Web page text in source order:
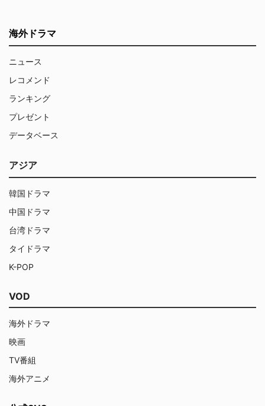
海外ドラマ
ニュース
レコメンド
ランキング
プレゼント
データベース
アジア
韓国ドラマ
中国ドラマ
台湾ドラマ
タイドラマ
K-POP
VOD
海外ドラマ
映画
TV番組
海外アニメ